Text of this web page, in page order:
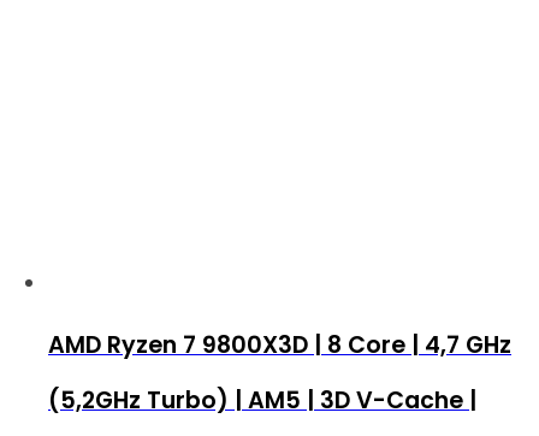
AMD Ryzen 7 9800X3D | 8 Core | 4,7 GHz
(5,2GHz Turbo) | AM5 | 3D V-Cache |